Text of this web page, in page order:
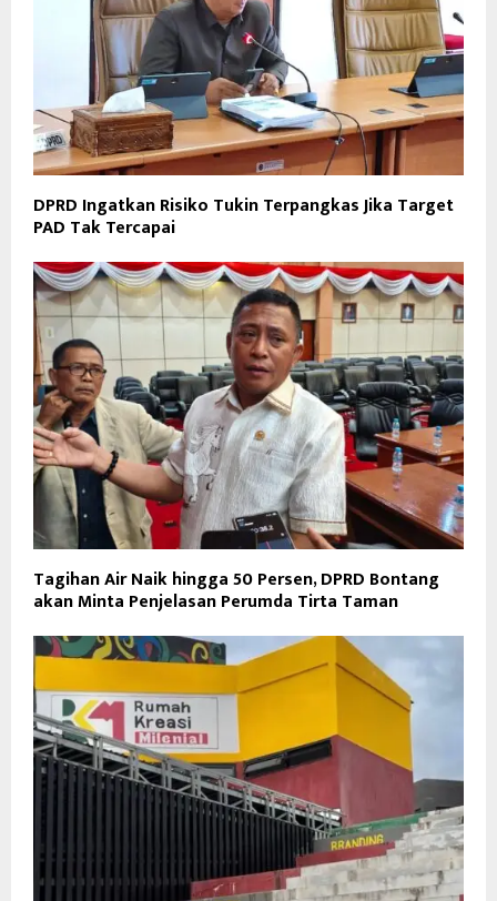
DPRD Ingatkan Risiko Tukin Terpangkas Jika Target
PAD Tak Tercapai
Tagihan Air Naik hingga 50 Persen, DPRD Bontang
akan Minta Penjelasan Perumda Tirta Taman